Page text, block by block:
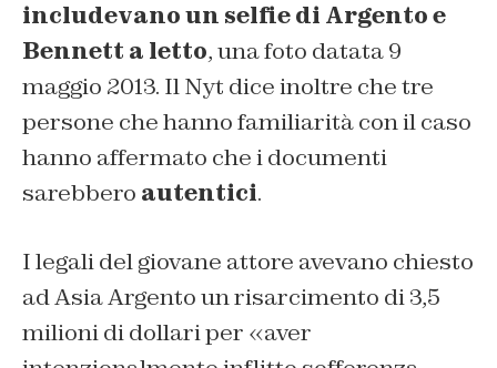
includevano un selfie di Argento e
Bennett a letto, una foto datata 9
maggio 2013. Il Nyt dice inoltre che tre
persone che hanno familiarità con il caso
hanno affermato che i documenti
sarebbero autentici.
I legali del giovane attore avevano chiesto
ad Asia Argento un risarcimento di 3,5
milioni di dollari per «aver